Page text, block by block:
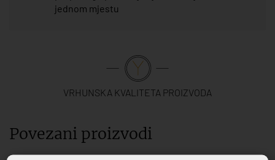
jednom mjestu
VRHUNSKA KVALITETA PROIZVODA
Povezani proizvodi